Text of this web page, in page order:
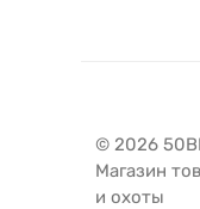
© 2026
Магазин
и охоты